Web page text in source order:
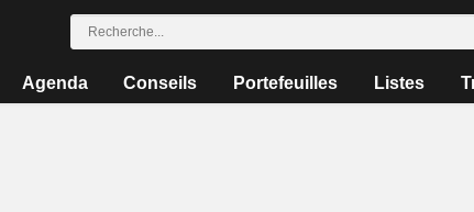
Agenda Conseils Portefeuilles Listes